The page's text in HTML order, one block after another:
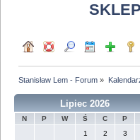
Stanisław Lem - Forum »
Lipiec 2026
N P W Ś C P
1
2 3